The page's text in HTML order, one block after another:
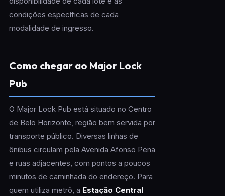
condições específicas de cada
modalidade de ingresso.
Como chegar ao Major Lock
Pub
O Major Lock Pub está situado no Centro
de Belo Horizonte, região bem servida por
transporte público. Diversas linhas de
ônibus circulam pela Avenida Afonso Pena
e ruas adjacentes, com pontos a poucos
minutos de caminhada do endereço. Para
quem utiliza metrô, a Estação Central